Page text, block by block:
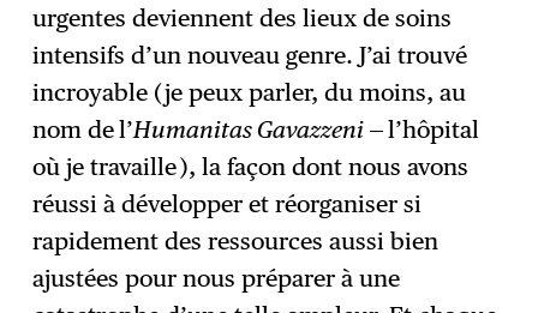
urgentes deviennent des lieux de soins
intensifs d’un nouveau genre. J’ai trouvé
incroyable (je peux parler, du moins, au
nom del’Humanitas Gavazzeni — l’hôpital
où je travaille ), la façon dont nous avons
réussi à développer et réorganiser si
rapidement des ressources aussi bien
ajustées pour nous préparer à une